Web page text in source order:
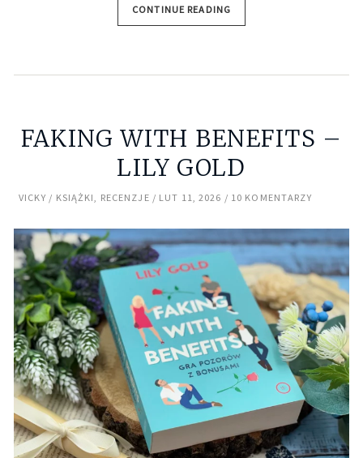
CONTINUE READING
FAKING WITH BENEFITS –
LILY GOLD
VICKY KSIĄŻKI, RECENZJE LUT 11, 2026 10 KOMENTARZY